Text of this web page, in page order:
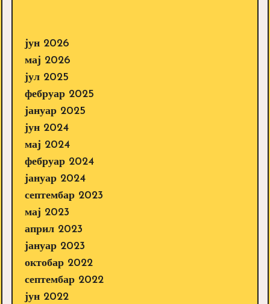
јун 2026
мај 2026
јул 2025
фебруар 2025
јануар 2025
јун 2024
мај 2024
фебруар 2024
јануар 2024
септембар 2023
мај 2023
април 2023
јануар 2023
октобар 2022
септембар 2022
јун 2022